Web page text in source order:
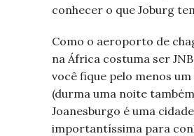
conhecer o que Joburg
Como o aeroporto de
na África costuma ser
você fique pelo menos
(durma uma noite
Joanesburgo é uma cidade
importantíssima para